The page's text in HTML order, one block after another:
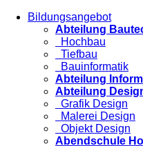
Bildungsangebot
Abteilung
Hochbau
Tiefbau
Bauinformatik
Abteilung
Abteilung
Grafik Design
Malerei Design
Objekt Design
Abendschule